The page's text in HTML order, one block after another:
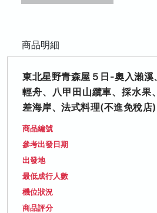
商品明細
東北星野青森屋５日-奧入瀨溪
輕舟、八甲田山纜車、採水果
差海岸、法式料理(不進免稅店)
商品編號
參考出發日期
出發地
最低成行人數
機位狀況
商品評分